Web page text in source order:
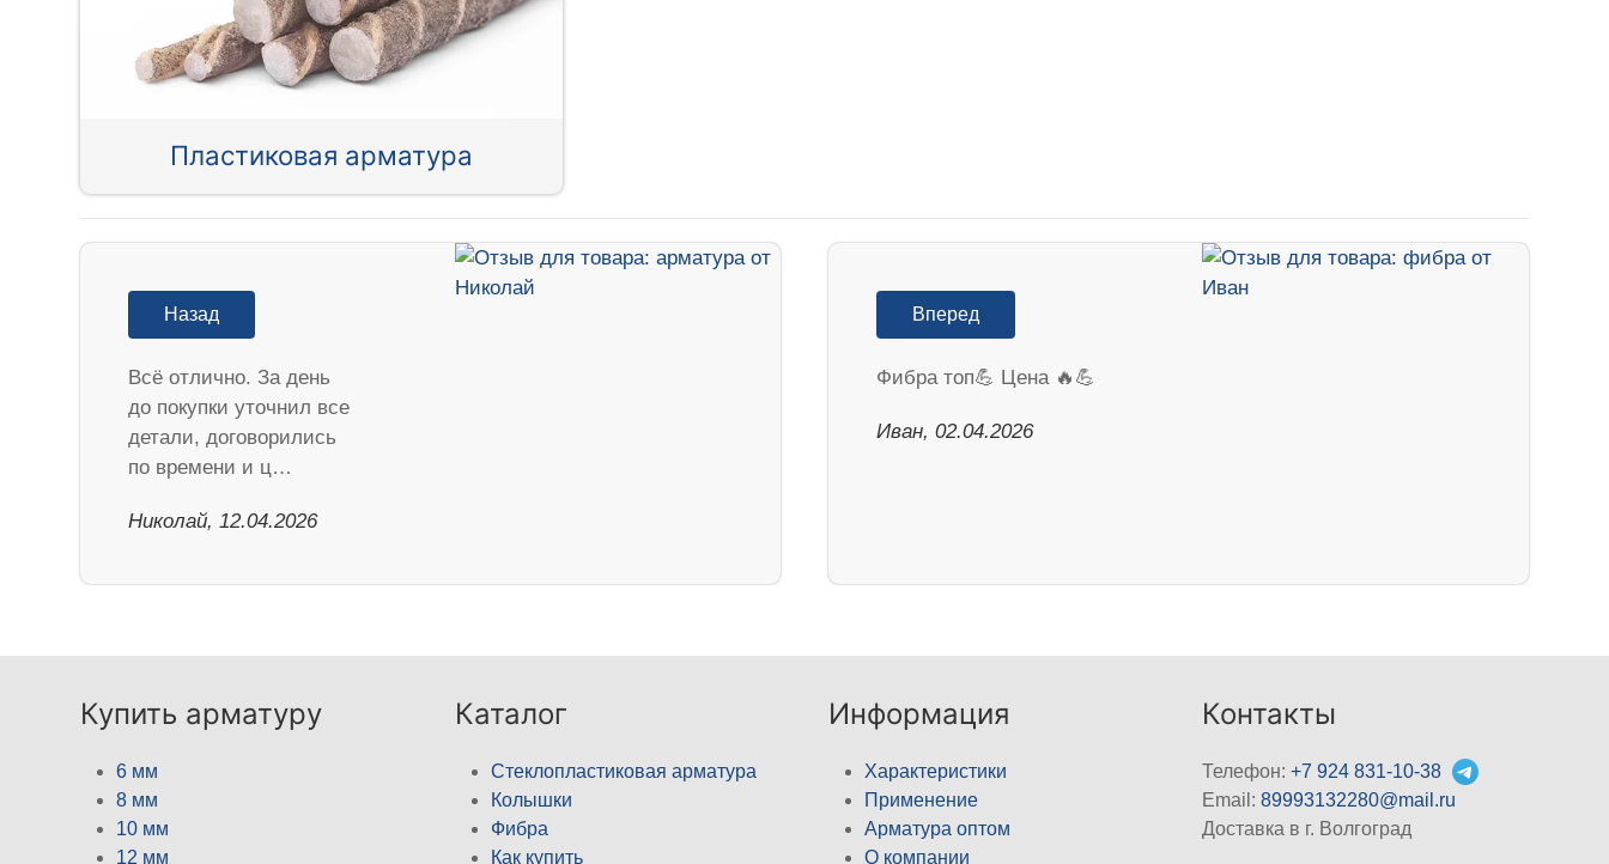
Пластиковая арматура
Назад
Всё отлично. За день
до покупки уточнил все
детали, договорились
по времени и ц…
Николай, 12.04.2026
Вперед
Фибра топ💪 Цена 🔥💪
Иван, 02.04.2026
Купить арматуру
6 мм
8 мм
10 мм
12 мм
Каталог
Стеклопластиковая арматура
Колышки
Фибра
Как купить
Информация
Характеристики
Применение
Арматура оптом
О компании
Контакты
Телефон:+7 924 831-10-38
Email:89993132280@mail.ru
Доставка в г. Волгоград